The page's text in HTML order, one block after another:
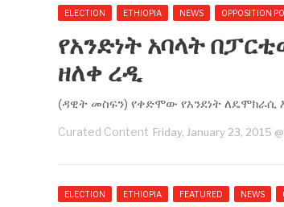
ELECTION ETHIOPIA NEWS OPPOSITION
የአንድነት አባላት
ዘለቀ ረዲ
(ዳዊት መስፍን) የቀድሞው የአንደነት ለዴሞክራሲ
Curated Content Friday, January 23, 2015
ELECTION ETHIOPIA FEATURED NEWS